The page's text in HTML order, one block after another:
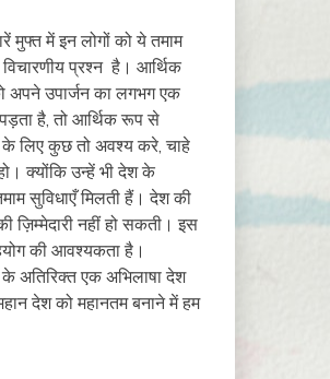
में इन लोगों को ये तमाम
विचारणीय प्रश्न है। आर्थिक
अपने उपार्जन का लगभग एक
है, तो आर्थिक रूप से
के लिए कुछ तो अवश्य करे, चाहे
क्योंकि उन्हें भी देश के
सुविधाएँ मिलती हैं। देश की
ज़िम्मेदारी नहीं हो सकती। इस
की आवश्यकता है।
अतिरिक्त एक अभिलाषा देश
देश को महानतम बनाने में हम